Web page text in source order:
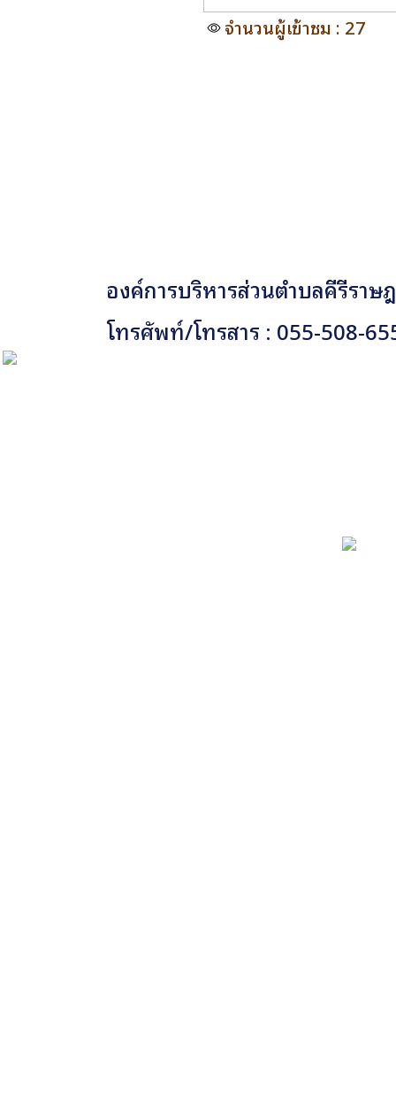
จำนวนผู้เข้าชม : 27
องค์การบริหารส่วนตำบลคีรีรา
โทรศัพท์/โทรสาร : 055-508-